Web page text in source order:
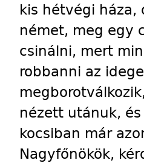
kis hétvégi háza,
német, meg egy
csinálni, mert
robbanni az
nézett utánuk,
kocsiban már
Nagyfőnökök,